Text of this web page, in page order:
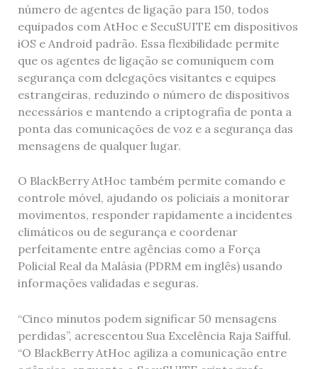
número de agentes de ligação para 150, todos
equipados com AtHoc e SecuSUITE em dispositivos
iOS e Android padrão. Essa flexibilidade permite
que os agentes de ligação se comuniquem com
segurança com delegações visitantes e equipes
estrangeiras, reduzindo o número de dispositivos
necessários e mantendo a criptografia de ponta a
ponta das comunicações de voz e a segurança das
mensagens de qualquer lugar.
O BlackBerry AtHoc também permite comando e
controle móvel, ajudando os policiais a monitorar
movimentos, responder rapidamente a incidentes
climáticos ou de segurança e coordenar
perfeitamente entre agências como a Força
Policial Real da Malásia (PDRM em inglês) usando
informações validadas e seguras.
“Cinco minutos podem significar 50 mensagens
perdidas”, acrescentou Sua Excelência Raja Saifful.
“O BlackBerry AtHoc agiliza a comunicação entre